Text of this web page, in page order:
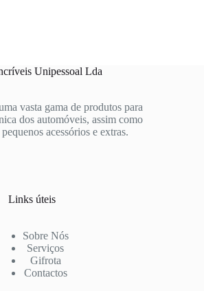
Unipessoal Lda
vasta gama de produtos para
dos automóveis, assim como
acessórios e extras.
Links úteis
Sobre Nós
Serviços
Gifrota
Contactos